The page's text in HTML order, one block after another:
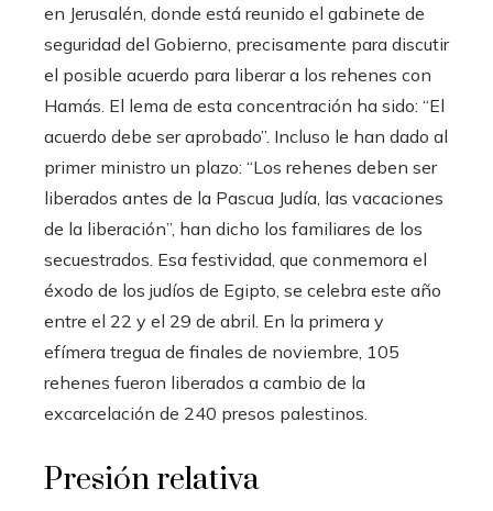
en Jerusalén, donde está reunido el gabinete de
seguridad del Gobierno, precisamente para discutir
el posible acuerdo para liberar a los rehenes con
Hamás. El lema de esta concentración ha sido: “El
acuerdo debe ser aprobado”. Incluso le han dado al
primer ministro un plazo: “Los rehenes deben ser
liberados antes de la Pascua Judía, las vacaciones
de la liberación”, han dicho los familiares de los
secuestrados. Esa festividad, que conmemora el
éxodo de los judíos de Egipto, se celebra este año
entre el 22 y el 29 de abril. En la primera y
efímera tregua de finales de noviembre, 105
rehenes fueron liberados a cambio de la
excarcelación de 240 presos palestinos.
Presión relativa